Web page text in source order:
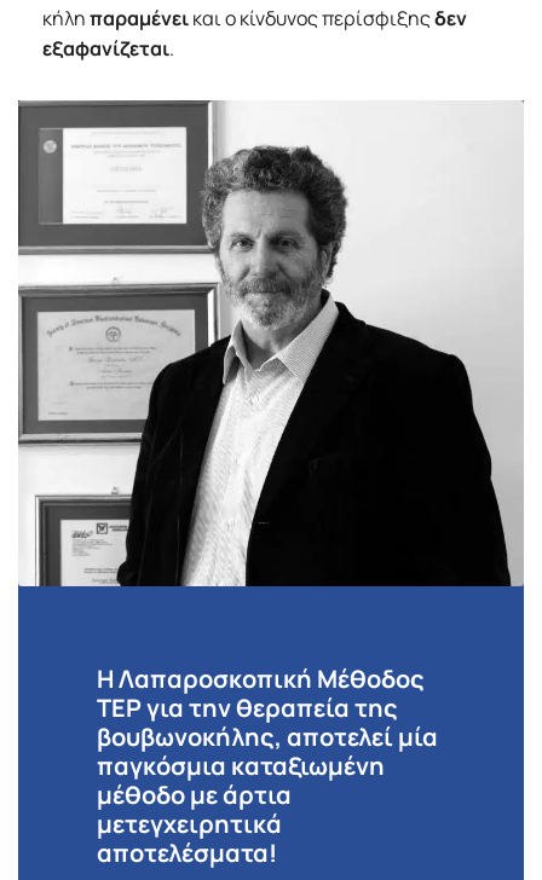
κήληπαραμένεικαι ο κίνδυνος περίσφιξηςδεν
εξαφανίζεται.
Η Λαπαροσκοπική Μέθοδος
TEP για την θεραπεία της
βουβωνοκήλης, αποτελεί μία
παγκόσμια καταξιωμένη
μέθοδο με άρτια
μετεγχειρητικά
αποτελέσματα!